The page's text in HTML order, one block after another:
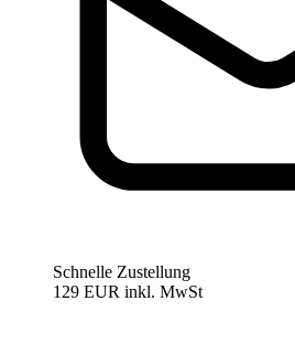
Schnelle Zustellung
129 EUR inkl. MwSt